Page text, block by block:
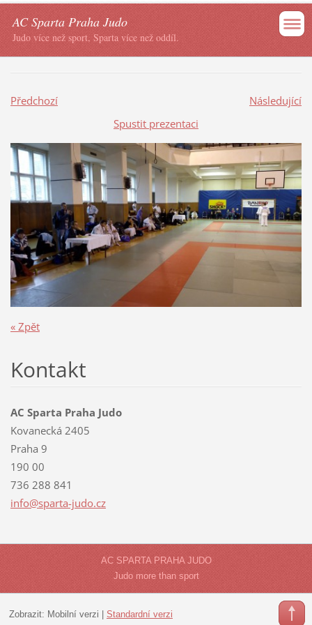
AC Sparta Praha Judo
Judo více než sport, Sparta více než oddíl.
Předchozí
Následující
Spustit prezentaci
« Zpět
Kontakt
AC Sparta Praha Judo
Kovanecká 2405
Praha 9
190 00
736 288 841
info@sparta-judo.cz
AC SPARTA PRAHA JUDO
Judo more than sport
Zobrazit: Mobilní verzi Standardní verzi